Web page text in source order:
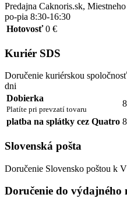
Predajna Caknoris.sk,
po-pia 8:30-16:30
Hotovosť 0 €
Kuriér SDS
Doručenie kuriérskou
dni
Dobierka
Platíte pri prevzatí tovaru
platba na splátky cez Quatro
Slovenská pošta
Doručenie Slovensko poštou k
Doručenie do výdajného